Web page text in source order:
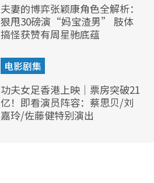
夫妻的博弈张颖康角色全解析：
狠甩30磅演“妈宝渣男” 肢体
搞怪获赞有周星驰底蕴
电影剧集
功夫女足香港上映｜票房突破21
亿！即看演员阵容：蔡思贝/刘
嘉玲/佐藤健特别演出